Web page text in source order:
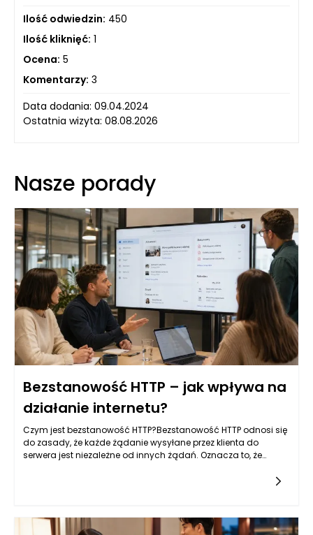
Ilość odwiedzin: 450
Ilość kliknięć: 1
Ocena: 5
Komentarzy: 3
Data dodania: 09.04.2024
Ostatnia wizyta: 08.08.2026
Nasze porady
Bezstanowość HTTP – jak wpływa na
działanie internetu?
Czym jest bezstanowość HTTP?Bezstanowość HTTP odnosi się
do zasady, że każde żądanie wysyłane przez klienta do
serwera jest niezależne od innych żądań. Oznacza to, że